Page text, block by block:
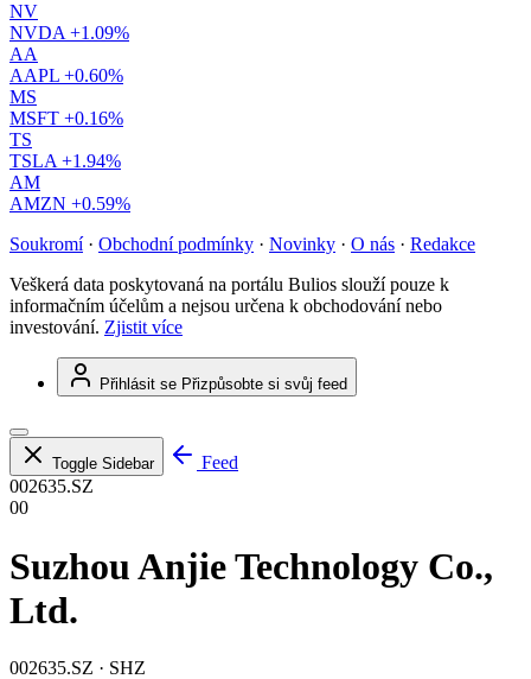
NV
NVDA +1.09%
AA
AAPL +0.60%
MS
MSFT +0.16%
TS
TSLA +1.94%
AM
AMZN +0.59%
Soukromí · Obchodní podmínky · Novinky · O nás · Redakce
Veškerá data poskytovaná na portálu Bulios slouží pouze k
informačním účelům a nejsou určena k obchodování nebo
investování. Zjistit více
Přihlásit se Přizpůsobte si svůj feed
Toggle Sidebar
Feed
002635.SZ
00
Suzhou Anjie Technology Co.,
Ltd.
002635.SZ · SHZ